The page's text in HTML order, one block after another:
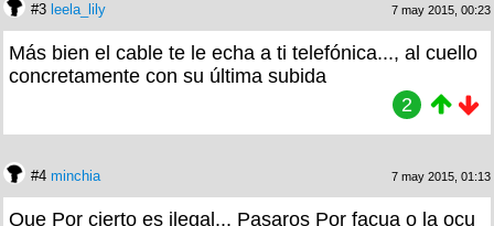
#3 leela_lily 7 may 2015, 00:23
Más bien el cable te le echa a ti telefónica..., al cuello
concretamente con su última subida
2
#4 minchia 7 may 2015, 01:13
Que Por cierto es ilegal... Pasaros Por facua o la ocu